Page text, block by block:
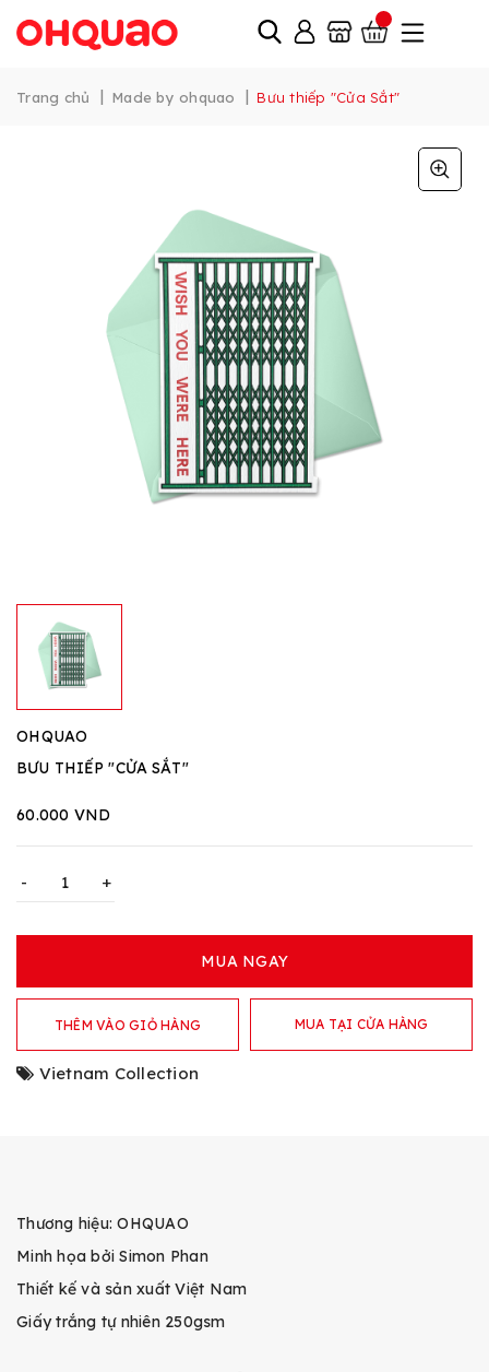
Trang chủ | Made by ohquao | Bưu thiếp "Cửa Sắt"
OHQUAO
BƯU THIẾP "CỬA SẮT"
60.000 VND
- +
MUA NGAY
THÊM VÀO GIỎ HÀNG MUA TẠI CỬA HÀNG
Vietnam Collection
Thương hiệu: OHQUAO
Minh họa bởi Simon Phan
Thiết kế và sản xuất Việt Nam
Giấy trắng tự nhiên 250gsm